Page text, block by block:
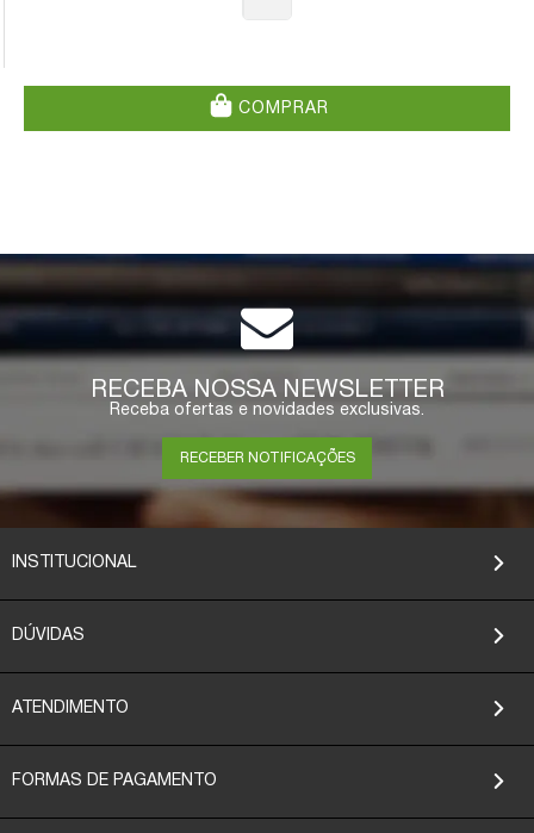
COMPRAR
RECEBA NOSSA NEWSLETTER
Receba ofertas e novidades exclusivas.
RECEBER NOTIFICAÇÕES
INSTITUCIONAL
DÚVIDAS
ATENDIMENTO
FORMAS DE PAGAMENTO